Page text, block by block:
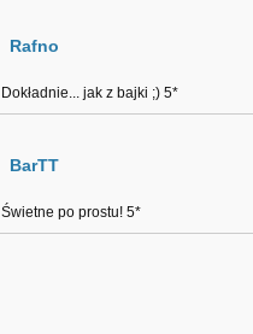
Rafno
Dokładnie... jak z bajki ;) 5*
BarTT
Świetne po prostu! 5*